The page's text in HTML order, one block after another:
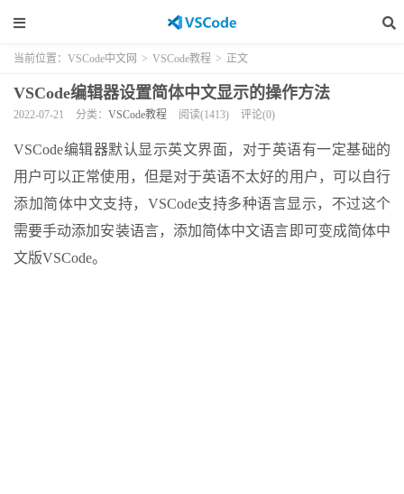
当前位置： VSCode中文网 > VSCode教程 > 正文
VSCode编辑器设置简体中文显示的操作方法
2022-07-21 分类： VSCode教程 阅读(1413) 评论(0)
VSCode编辑器默认显示英文界面，对于英语有一定基础的
用户可以正常使用，但是对于英语不太好的用户，可以自行
添加简体中文支持，VSCode支持多种语言显示，不过这个
需要手动添加安装语言，添加简体中文语言即可变成简体中
文版VSCode。